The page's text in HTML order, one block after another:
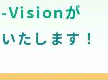
Visionが
たします！